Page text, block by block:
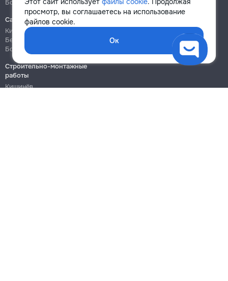
просмотр, вы соглашаетесь на использование
файлов cookie.
Ок
Ботаника
Ботаника
Сантехнические работы
Кишинёв
Бельцы
Ботаника
Бельцы
Строительно-монтажные
работы
Кишинёв